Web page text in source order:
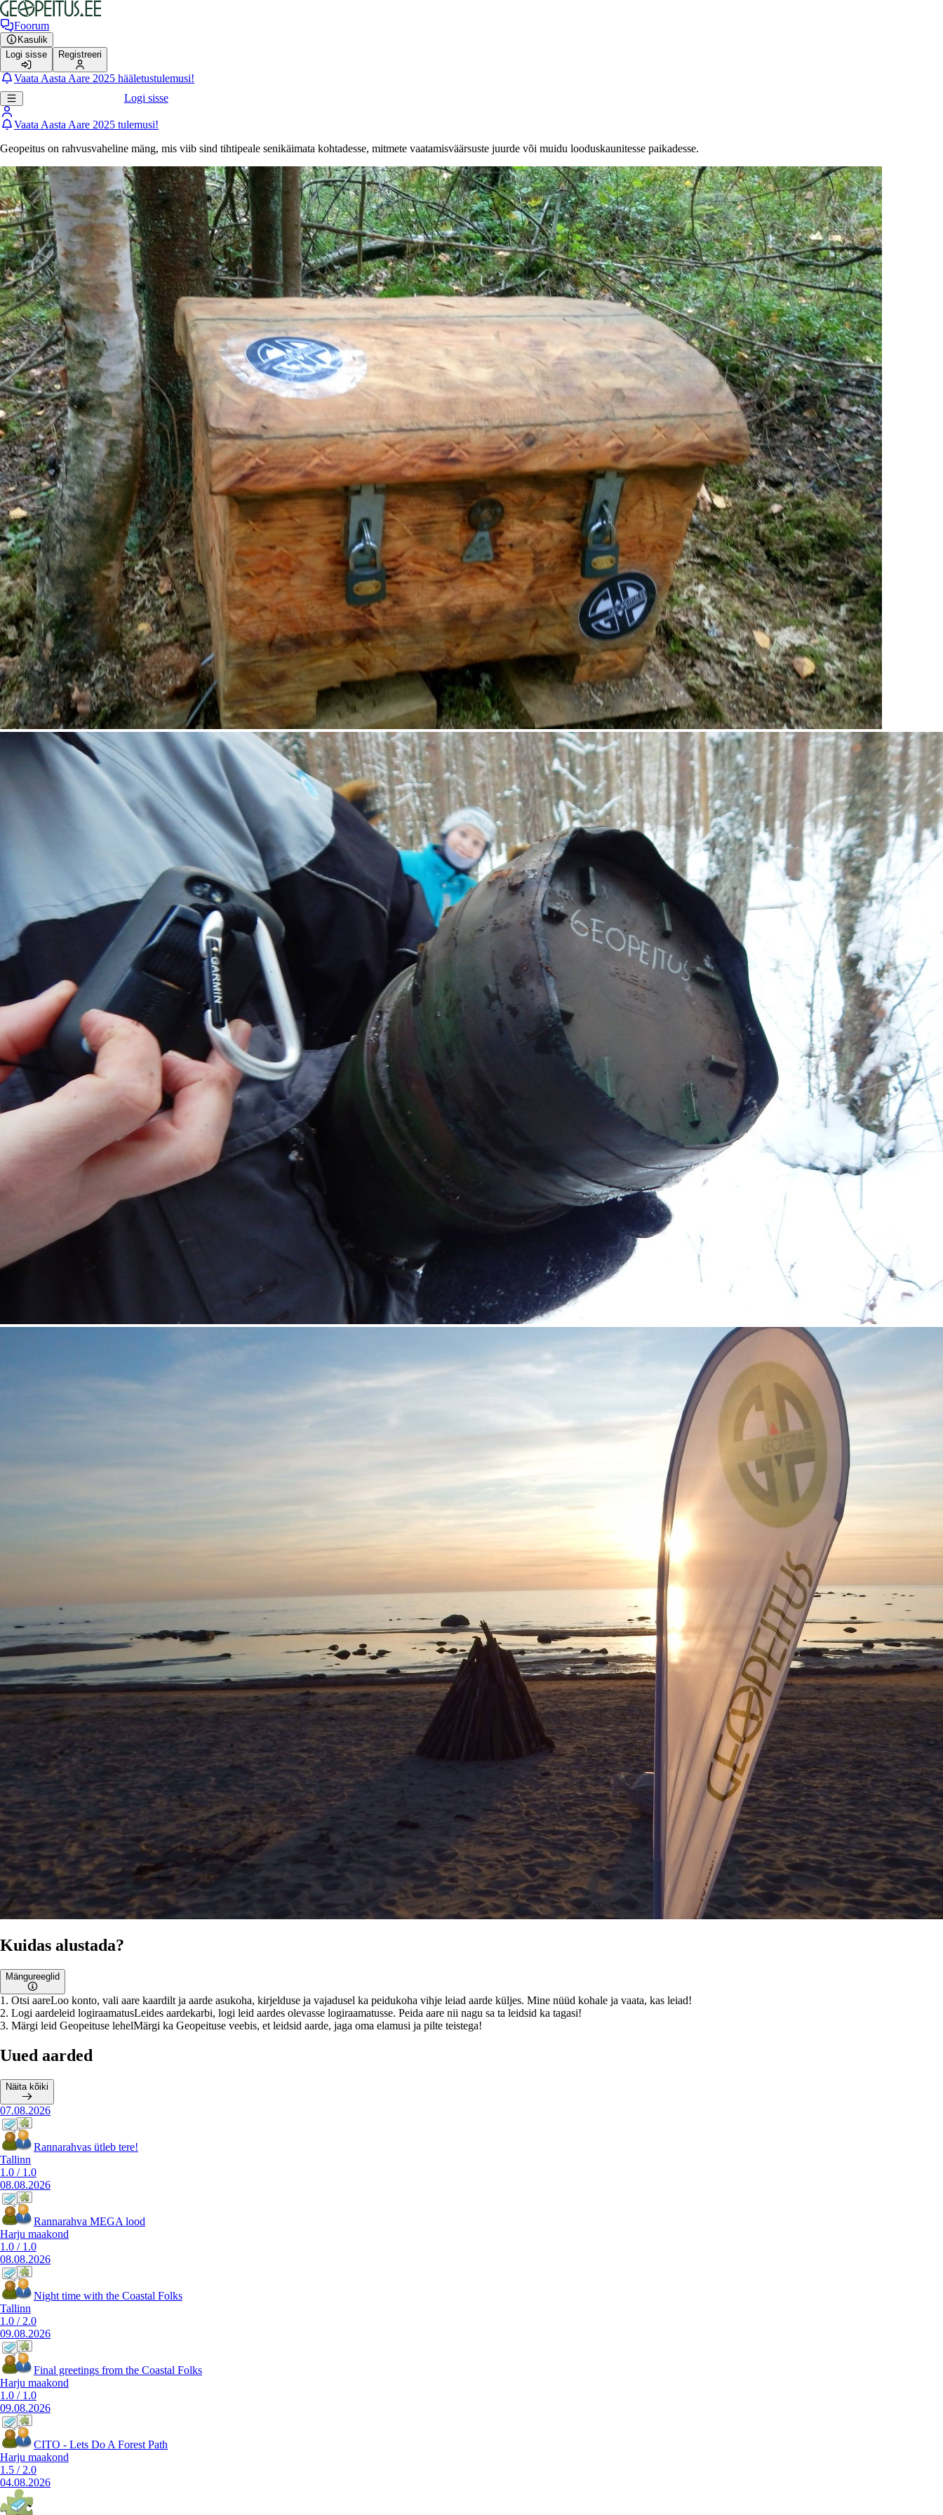
Foorum
Kasulik
Logi sisse
Registreeri
Vaata Aasta Aare 2025 hääletustulemusi!
Logi sisse
Vaata Aasta Aare 2025 tulemusi!
Geopeitus on rahvusvaheline mäng, mis viib sind tihtipeale senikäimata kohtadesse, mitmete vaatamisväärsuste juurde või muidu looduskaunitesse paikadesse.
Kuidas alustada?
Mängureeglid
1 . Otsi aareLoo konto, vali aare kaardilt ja aarde asukoha, kirjelduse ja vajadusel ka peidukoha vihje leiad aarde küljes. Mine nüüd kohale ja vaata, kas leiad!
2. Logi aardeleid logiraamatusLeides aardekarbi, logi leid aardes olevasse logiraamatusse. Peida aare nii nagu sa ta leidsid ka tagasi!
3. Märgi leid Geopeituse lehelMärgi ka Geopeituse veebis, et leidsid aarde, jaga oma elamusi ja pilte teistega!
Uued aarded
Näita kõiki
07.08.2026
Rannarahvas ütleb tere!
Tallinn
1.0 / 1.0
08.08.2026
Rannarahva MEGA lood
Harju maakond
1.0 / 1.0
08.08.2026
Night time with the Coastal Folks
Tallinn
1.0 / 2.0
09.08.2026
Final greetings from the Coastal Folks
Harju maakond
1.0 / 1.0
09.08.2026
CITO - Lets Do A Forest Path
Harju maakond
1.5 / 2.0
04.08.2026